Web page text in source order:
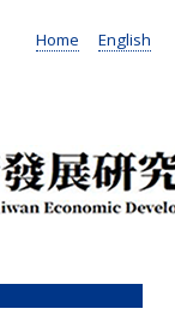
Home English